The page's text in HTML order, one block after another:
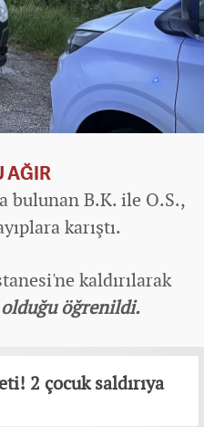
AĞIR
bulunan B.K. ile O.S.,
karıştı.
kaldırılarak
öğrenildi.
2 çocuk saldırıya